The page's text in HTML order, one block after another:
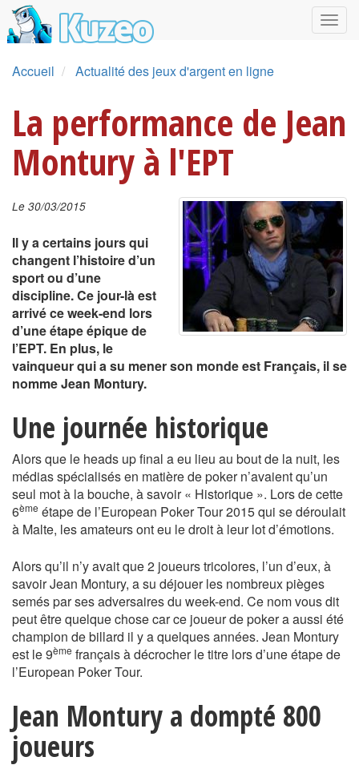
Accueil Actualité des jeux d'argent en ligne
La performance de Jean
Montury à l'EPT
Le 30/03/2015
Il y a certains jours qui
changent l’histoire d’un
sport ou d’une
discipline. Ce jour-là est
arrivé ce week-end lors
d’une étape épique de
l’EPT. En plus, le
vainqueur qui a su mener son monde est Français, il se
nomme Jean Montury.
Une journée historique
Alors que le heads up final a eu lieu au bout de la nuit, les
médias spécialisés en matière de poker n’avaient qu’un
seul mot à la bouche, à savoir « Historique ». Lors de cette
6ème étape de l’European Poker Tour 2015 qui se déroulait
à Malte, les amateurs ont eu le droit à leur lot d’émotions.
Alors qu’il n’y avait que 2 joueurs tricolores, l’un d’eux, à
savoir Jean Montury, a su déjouer les nombreux pièges
semés par ses adversaires du week-end. Ce nom vous dit
peut être quelque chose car ce joueur de poker a aussi été
champion de billard il y a quelques années. Jean Montury
est le 9ème français à décrocher le titre lors d’une étape de
l’European Poker Tour.
Jean Montury a dompté 800
joueurs